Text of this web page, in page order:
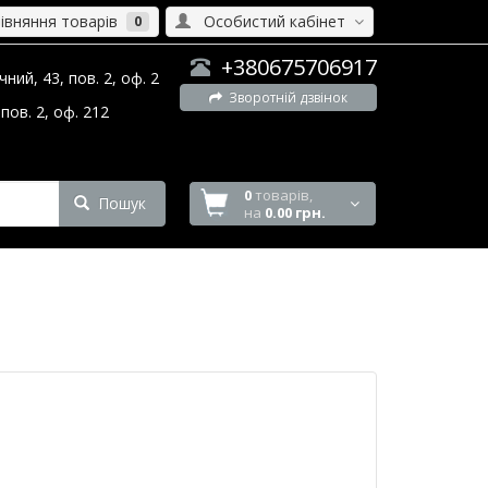
Особистий кабінет
товарів 0
43, пов. 2, оф. 2
2, оф. 212
+380675706917
Зворотній дзвінок
Пошук 0товарів,
на 0.00 грн.